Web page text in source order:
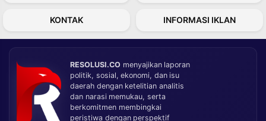
KONTAK INFORMASI IKLAN
RESOLUSI.CO menyajikan laporan
politik, sosial, ekonomi, dan isu
daerah dengan ketelitian analitis
dan narasi memukau, serta
berkomitmen membingkai
peristiwa dengan perspektif